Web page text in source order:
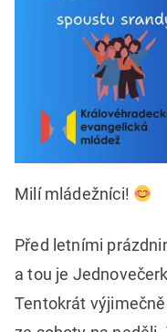
Milí mládežníci!
Před letními
a tou je
Tentokrát